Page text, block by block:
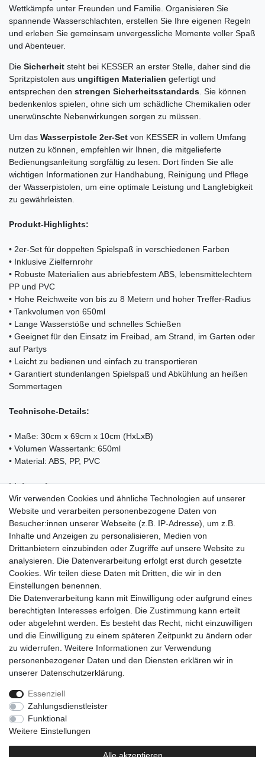
Wettkämpfe unter Freunden und Familie. Organisieren Sie
spannende Wasserschlachten, erstellen Sie Ihre eigenen Regeln
und erleben Sie gemeinsam unvergessliche Momente voller Spaß
und Abenteuer.
Die Sicherheit steht bei KESSER an erster Stelle, daher sind die
Spritzpistolen aus ungiftigen Materialien gefertigt und
entsprechen den strengen Sicherheitsstandards . Sie können
bedenkenlos spielen, ohne sich um schädliche Chemikalien oder
unerwünschte Nebenwirkungen sorgen zu müssen.
Um das Wasserpistole 2er-Set von KESSER in vollem Umfang
nutzen zu können, empfehlen wir Ihnen, die mitgelieferte
Bedienungsanleitung sorgfältig zu lesen. Dort finden Sie alle
wichtigen Informationen zur Handhabung, Reinigung und Pflege
der Wasserpistolen, um eine optimale Leistung und Langlebigkeit
zu gewährleisten.
Produkt-Highlights:
• 2er-Set für doppelten Spielspaß in verschiedenen Farben
• Inklusive Zielfernrohr
• Robuste Materialien aus abriebfestem ABS, lebensmittelechtem
PP und PVC
• Hohe Reichweite von bis zu 8 Metern und hoher Treffer-Radius
• Tankvolumen von 650ml
• Lange Wasserstöße und schnelles Schießen
• Geeignet für den Einsatz im Freibad, am Strand, im Garten oder
auf Partys
• Leicht zu bedienen und einfach zu transportieren
• Garantiert stundenlangen Spielspaß und Abkühlung an heißen
Sommertagen
Technische-Details:
• Maße: 30cm x 69cm x 10cm (HxLxB)
• Volumen Wassertank: 650ml
• Material: ABS, PP, PVC
Lieferumfang:
• 1x 2er-Set Wasserpistolen KESSER
• 1x Bedienungsanleitung
Einkaufen
Zahlungsarten
Versandarten & -kosten
Warenkorb
Mein Konto
Anmelden
Registrieren
Unternehmen
Kontakt
Wir verwenden Cookies und ähnliche Technologien auf unserer
Website und verarbeiten personenbezogene Daten von
Besucher:innen unserer Webseite (z.B. IP-Adresse), um z.B.
Inhalte und Anzeigen zu personalisieren, Medien von
Drittanbietern einzubinden oder Zugriffe auf unsere Website zu
analysieren. Die Datenverarbeitung erfolgt erst durch gesetzte
Cookies. Wir teilen diese Daten mit Dritten, die wir in den
Einstellungen benennen.
Die Datenverarbeitung kann mit Einwilligung oder aufgrund eines
berechtigten Interesses erfolgen. Die Zustimmung kann erteilt
oder abgelehnt werden. Es besteht das Recht, nicht einzuwilligen
und die Einwilligung zu einem späteren Zeitpunkt zu ändern oder
zu widerrufen. Weitere Informationen zur Verwendung
personenbezogener Daten und den Diensten erklären wir in
unserer Daten­schutz­erklärung
Essenziell
Zahlungsdienstleister
Funktional
Weitere Einstellungen